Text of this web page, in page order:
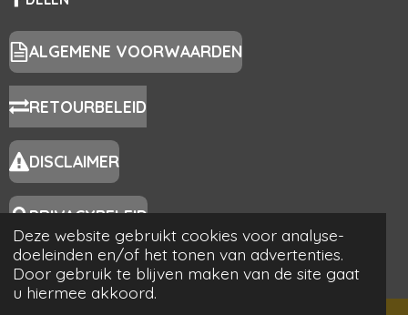
Deze website gebruikt cookies voor analyse-
doeleinden en/of het tonen van advertenties.
Door gebruik te blijven maken van de site gaat
u hiermee akkoord.
B
O
O
K
A
G
R
A
M
ALGEMENE VOORWAARDEN
RETOURBELEID
DISCLAIMER
PRIVACYBELEID
© 2024 - 2026 Anja's Kruiden
Powered by JouwWeb